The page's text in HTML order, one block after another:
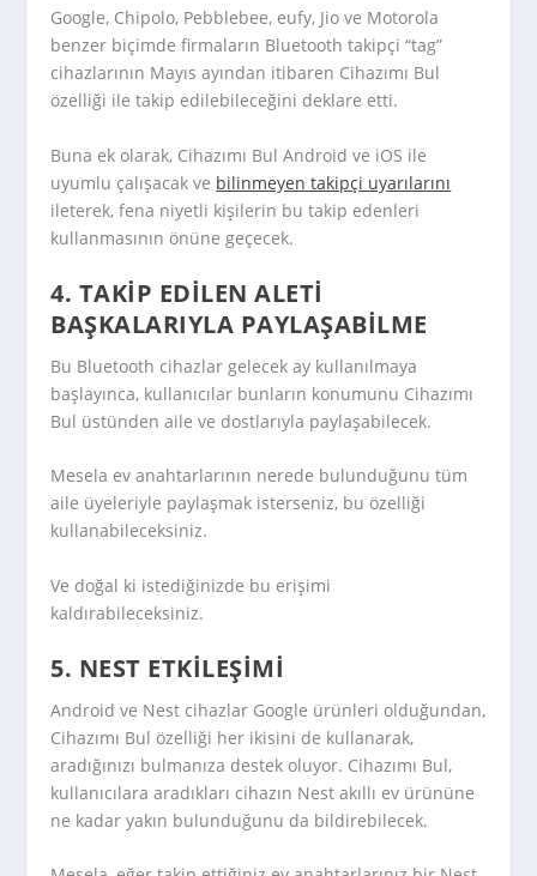
Google, Chipolo, Pebblebee, eufy, Jio ve Motorola
benzer biçimde firmaların Bluetooth takipçi “tag”
cihazlarının Mayıs ayından itibaren Cihazımı Bul
özelliği ile takip edilebileceğini deklare etti.
Buna ek olarak, Cihazımı Bul Android ve iOS ile
uyumlu çalışacak ve bilinmeyen takipçi uyarılarını
ileterek, fena niyetli kişilerin bu takip edenleri
kullanmasının önüne geçecek.
4. TAKIP EDILEN ALETI
BAŞKALARIYLA PAYLAŞABILME
Bu Bluetooth cihazlar gelecek ay kullanılmaya
başlayınca, kullanıcılar bunların konumunu Cihazımı
Bul üstünden aile ve dostlarıyla paylaşabilecek.
Mesela ev anahtarlarının nerede bulunduğunu tüm
aile üyeleriyle paylaşmak isterseniz, bu özelliği
kullanabileceksiniz.
Ve doğal ki istediğinizde bu erişimi
kaldırabileceksiniz.
5. NEST ETKILEŞIMI
Android ve Nest cihazlar Google ürünleri olduğundan,
Cihazımı Bul özelliği her ikisini de kullanarak,
aradığınızı bulmanıza destek oluyor. Cihazımı Bul,
kullanıcılara aradıkları cihazın Nest akıllı ev ürününe
ne kadar yakın bulunduğunu da bildirebilecek.